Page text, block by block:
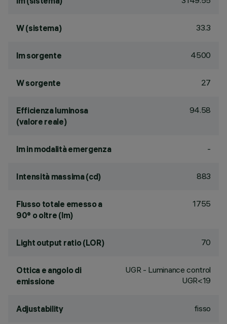
W (sistema) 33.3
lm sorgente 4500
W sorgente 27
Efficienza luminosa
(valore reale)
94.58
lm in modalità emergenza -
Intensità massima (cd) 883
Flusso totale emesso a
90° o oltre (lm)
1755
Light output ratio (LOR) 70
Ottica e angolo di
emissione
UGR - Luminance control
UGR<19
Adjustability fisso